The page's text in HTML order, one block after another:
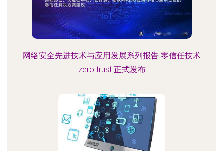
网络安全先进技术与应用发展系列报告 零信任技术
zero trust 正式发布